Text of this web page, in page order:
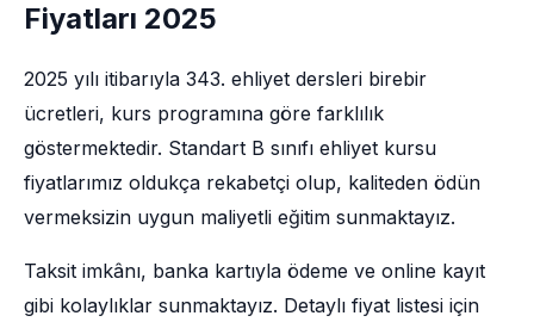
Fiyatları 2025
2025 yılı itibarıyla 343. ehliyet dersleri birebir
ücretleri, kurs programına göre farklılık
göstermektedir. Standart B sınıfı ehliyet kursu
fiyatlarımız oldukça rekabetçi olup, kaliteden ödün
vermeksizin uygun maliyetli eğitim sunmaktayız.
Taksit imkânı, banka kartıyla ödeme ve online kayıt
gibi kolaylıklar sunmaktayız. Detaylı fiyat listesi için